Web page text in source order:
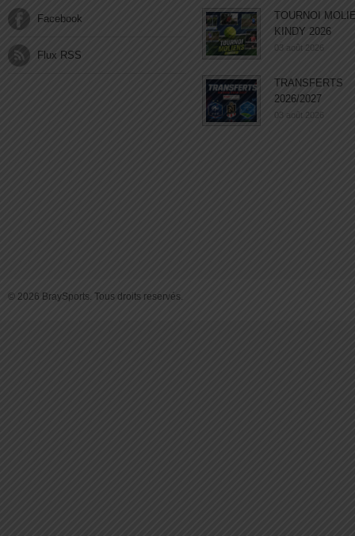
Facebook
Flux RSS
TOURNOI
KINDY 2026
03 août 2026
TRANSFERTS
2026/2027
03 août 2026
© 2026 BraySports. Tous droits reservés.